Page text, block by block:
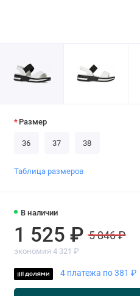
В наличии
1 525 ₽ 5 846 ₽
экономия 4 321 ₽
4 платежа по 381 ₽
Размер
36 37 38
Таблица размеров